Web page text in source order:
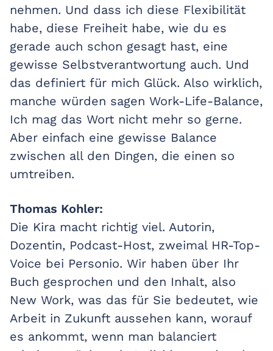
nehmen. Und dass ich diese Flexibilität
habe, diese Freiheit habe, wie du es
gerade auch schon gesagt hast, eine
gewisse Selbstverantwortung auch. Und
das definiert für mich Glück. Also wirklich,
manche würden sagen Work-Life-Balance,
Ich mag das Wort nicht mehr so gerne.
Aber einfach eine gewisse Balance
zwischen all den Dingen, die einen so
umtreiben.
Thomas Kohler:
Die Kira macht richtig viel. Autorin,
Dozentin, Podcast-Host, zweimal HR-Top-
Voice bei Personio. Wir haben über Ihr
Buch gesprochen und den Inhalt, also
New Work, was das für Sie bedeutet, wie
Arbeit in Zukunft aussehen kann, worauf
es ankommt, wenn man balanciert